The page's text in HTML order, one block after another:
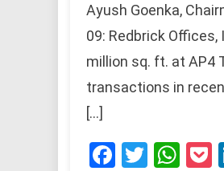
Ayush Goenka,
09: Redbrick Offices,
million sq. ft. at AP4
transactions in
[…]
Facebook